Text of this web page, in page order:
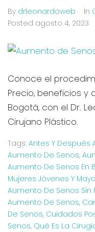
By drleonardoweb In
Posted agosto 4, 2023
Conoce el
Precio, beneficios y
Bogotá, con el Dr.
Cirujano Plástico.
Tags: Antes Y Después
Aumento De Senos,
Aumento De Senos En
Mujeres Jóvenes Y
Aumento De Senos
Aumento De Senos,
De Senos, Cuidados
Senos, Qué Es La